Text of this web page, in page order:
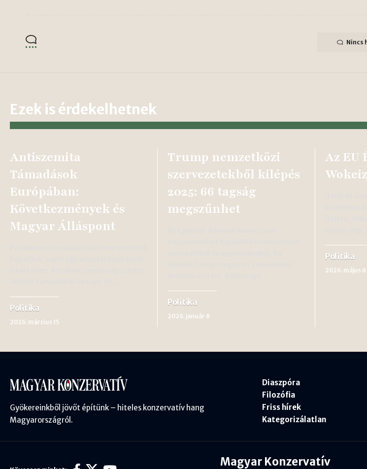
Nincs
Ezek is érdekelhetnek
Antiszemita
Támadások
Európában:
Következmények és
Magyar Álláspont
Politika
2026. március 15
Trump nemzetközi
szervezetekből kilépés
2025: 66 tagság
megszűnhet
Politika
2026. január 8
Az EU
Politika
2026. május 6
Gyökereinkből jövőt építünk – hiteles konzervatív hang
Magyarországról.
Diaszpóra
Filozófia
Friss hírek
Kategorizálatlan
Magyar Konzervatív